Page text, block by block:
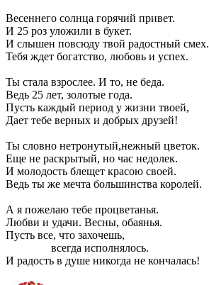
Весеннего солнца горячий привет.
И 25 роз уложили в букет.
И слышен повсюду твой радостный смех.
Тебя ждет богатство, любовь и успех.
Ты стала взрослее. И то, не беда.
Ведь 25 лет, золотые года.
Пусть каждый период у жизни твоей,
Дает тебе верных и добрых друзей!
Ты словно нетронутый,нежный цветок.
Еще не раскрытый, но час недолек.
И молодость блещет красою своей.
Ведь ты же мечта большинства королей.
А я пожелаю тебе процветанья.
Любви и удачи. Весны, обаянья.
Пусть все, что захочешь,
всегда исполнялось.
И радость в душе никогда не кончалась!